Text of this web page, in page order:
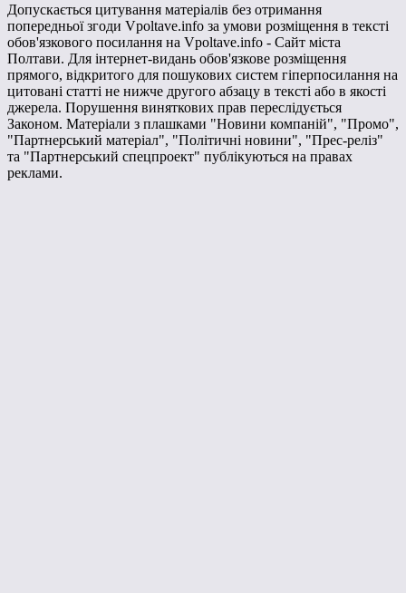
Допускається цитування матеріалів без отримання
попередньої згоди Vpoltave.info за умови розміщення в тексті
обов'язкового посилання на Vpoltave.info - Сайт міста
Полтави. Для інтернет-видань обов'язкове розміщення
прямого, відкритого для пошукових систем гіперпосилання на
цитовані статті не нижче другого абзацу в тексті або в якості
джерела. Порушення виняткових прав переслідується
Законом. Матеріали з плашками "Новини компаній", "Промо",
"Партнерський матеріал", "Політичні новини", "Прес-реліз"
та "Партнерський спецпроект" публікуються на правах
реклами.